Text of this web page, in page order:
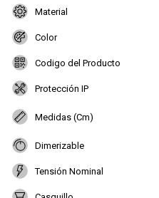
Material
Color
Codigo del Producto
Protección IP
Medidas (Cm)
Dimerizable
Tensión Nominal